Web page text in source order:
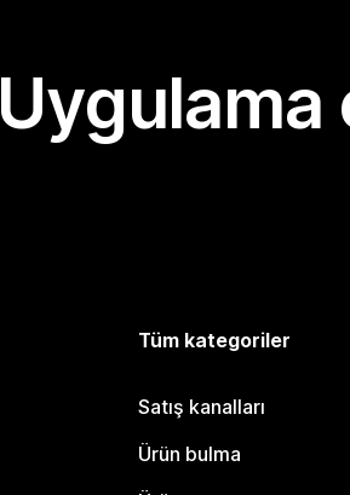
Tüm kategoriler
Satış kanalları
Ürün bulma